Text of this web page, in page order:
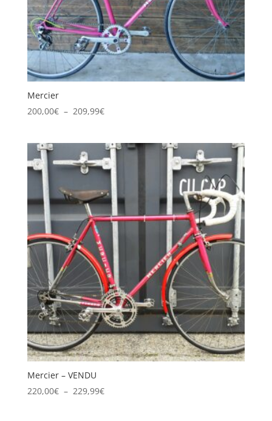
Mercier
200,00€ – 209,99€Plage
200,00€
à
209,99€
Mercier – VENDU
220,00€ – 229,99€Plage